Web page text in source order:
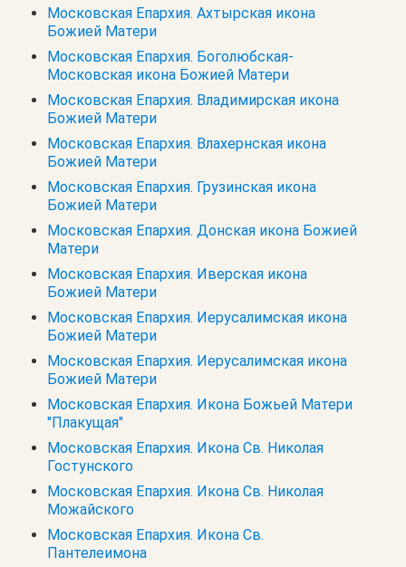
Московская Епархия. Ахтырская икона
Божией Матери
Московская Епархия. Боголюбская-
Московская икона Божией Матери
Московская Епархия. Владимирская икона
Божией Матери
Московская Епархия. Влахернская икона
Божией Матери
Московская Епархия. Грузинская икона
Божией Матери
Московская Епархия. Донская икона Божией
Матери
Московская Епархия. Иверская икона
Божией Матери
Московская Епархия. Иерусалимская икона
Божией Матери
Московская Епархия. Иерусалимская икона
Божией Матери
Московская Епархия. Икона Божьей Матери
"Плакущая"
Московская Епархия. Икона Св. Николая
Гостунского
Московская Епархия. Икона Св. Николая
Можайского
Московская Епархия. Икона Св.
Пантелеимона